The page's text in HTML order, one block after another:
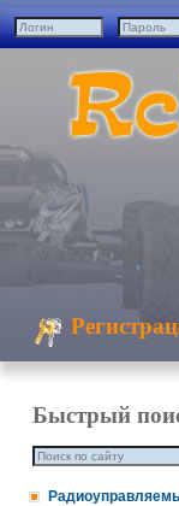
Быстрый